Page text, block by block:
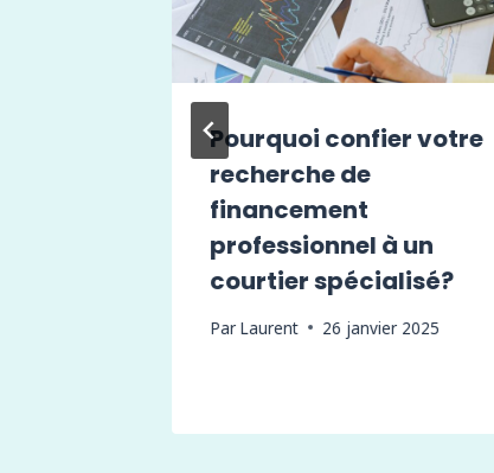
Pourquoi confier votre
recherche de
financement
professionnel à un
courtier spécialisé?
Par Laurent 26 janvier 2025